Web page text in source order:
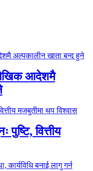
आदेशमै
वित्तीय